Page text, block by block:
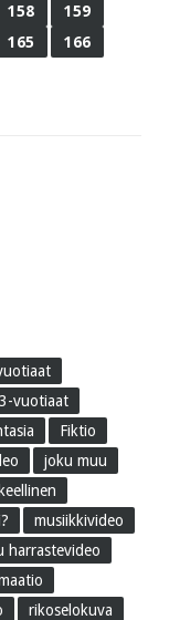
158
159
165 166
vuotiaat
Fiktio
joku muu
musiikkivideo
harrastevideo
rikoselokuva